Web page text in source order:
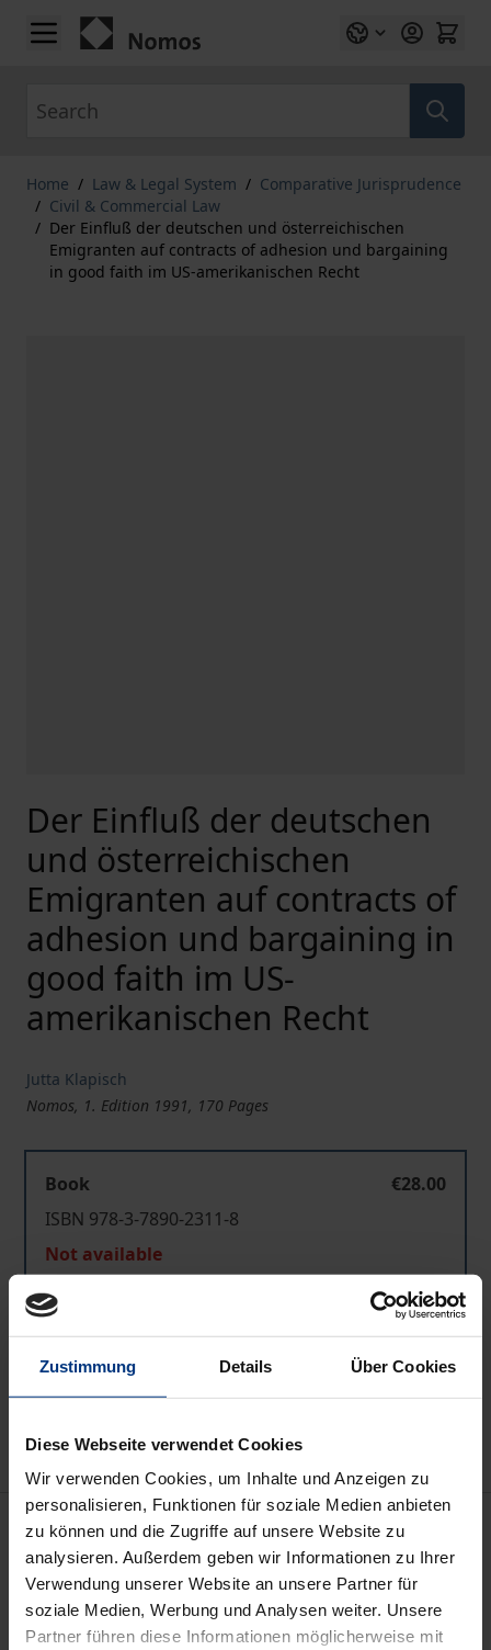
Zustimmung Details Über Cookies
Diese Webseite verwendet Cookies
Wir verwenden Cookies, um Inhalte und Anzeigen zu
personalisieren, Funktionen für soziale Medien anbieten
zu können und die Zugriffe auf unsere Website zu
analysieren. Außerdem geben wir Informationen zu Ihrer
Verwendung unserer Website an unsere Partner für
soziale Medien, Werbung und Analysen weiter. Unsere
Partner führen diese Informationen möglicherweise mit
Skip to Content
Home / Law & Legal System / Comparative Jurisprudence
/ Civil & Commercial Law
/ Der Einfluß der deutschen und österreichischen
Emigranten auf contracts of adhesion und bargaining
in good faith im US-amerikanischen Recht
Der Einfluß der deutschen
und österreichischen
Emigranten auf contracts of
adhesion und bargaining in
good faith im US-
amerikanischen Recht
Jutta Klapisch
Nomos, 1. Edition 1991, 170 Pages
Book
€28.00
ISBN 978-3-7890-2311-8
Not available
Add to Cart
Add to Wish List
Bibliographical data
Edition